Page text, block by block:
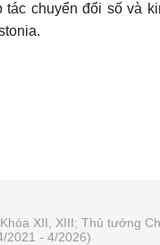
chuyển đổi số và
XII, XIII; Thủ tướng
2021 - 4/2026)